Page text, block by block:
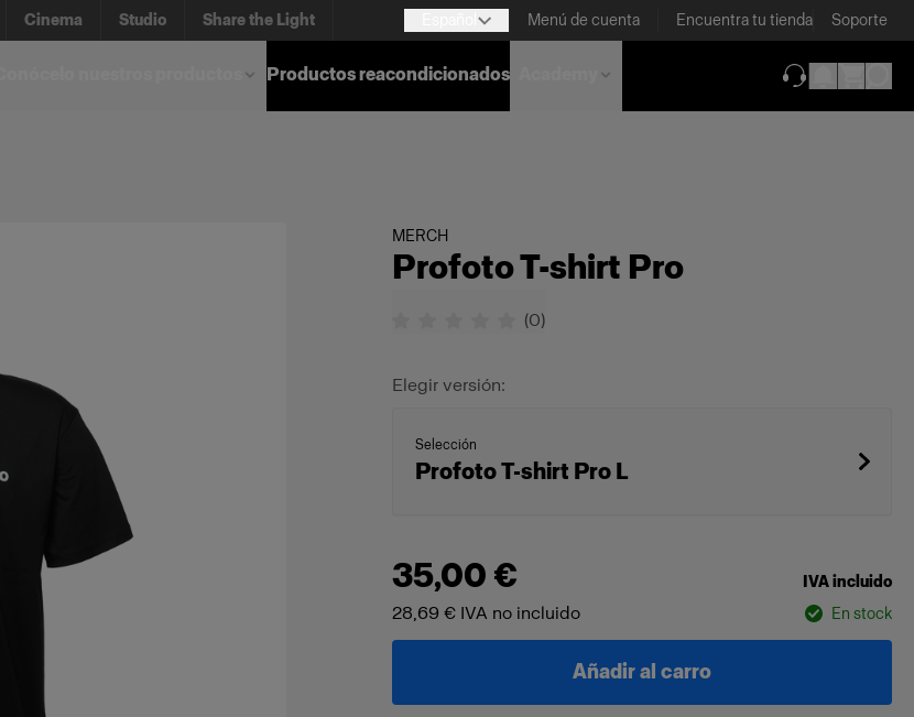
Cinema Studio Share the Light Menú de cuenta Encuentra tu tienda Soporte
Productos reacondicionados
MERCH
Profoto T-shirt Pro
(0)
Elegir versión:
Selección
Profoto T-shirt Pro L
35,00 € IVA incluido
28,69 € IVA no incluido En stock
Añadir al carro